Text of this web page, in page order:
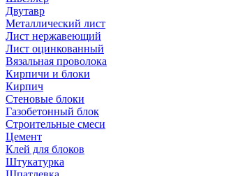
Двутавр
Металлический лист
Лист нержавеющий
Лист оцинкованный
Вязальная проволока
Кирпичи и блоки
Кирпич
Стеновые блоки
Газобетонный блок
Строительные смеси
Цемент
Клей для блоков
Штукатурка